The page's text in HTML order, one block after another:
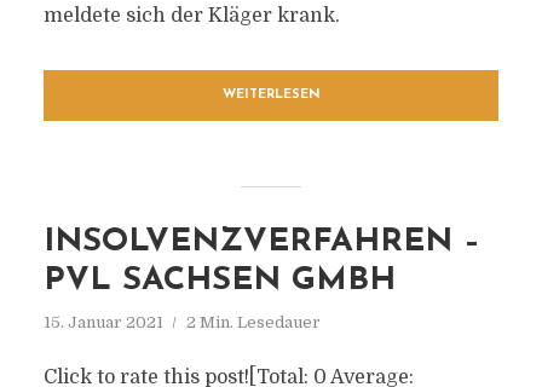
meldete sich der Kläger krank.
WEITERLESEN
INSOLVENZVERFAHREN –
PVL SACHSEN GMBH
15. Januar 2021 2 Min. Lesedauer
Click to rate this post![Total: 0 Average: